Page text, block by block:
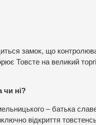
замок, що
Товсте на великий
чи ні?
– батька
відкриття